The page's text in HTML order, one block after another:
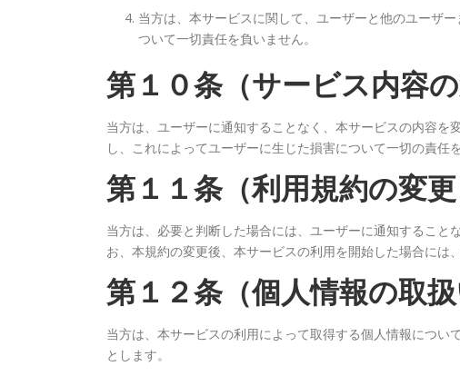
当方は、本サービスに関して、ユーザーと他のユーザ
ついて一切責任を負いません。
第１０条（サービス内容の
当方は、ユーザーに通知することなく、本サービスの内容
し、これによってユーザーに生じた損害について一切の責任
第１１条（利用規約の変更
当方は、必要と判断した場合には、ユーザーに通知するこ
お、本規約の変更後、本サービスの利用を開始した場合には
第１２条（個人情報の取扱
当方は、本サービスの利用によって取得する個人情報につ
とします。